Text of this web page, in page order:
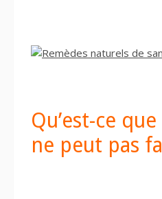
Qu’est-ce
ne peut pas